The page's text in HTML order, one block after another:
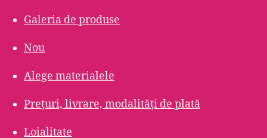
Galeria de produse
Nou
Alege materialele
Prețuri, livrare, modalități de plată
Loialitate